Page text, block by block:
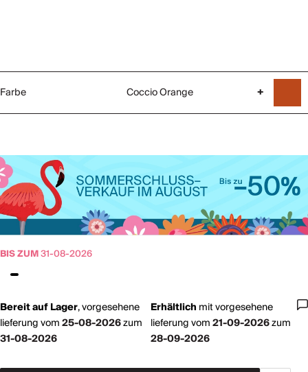
Farbe Coccio Orange +
BIS ZUM31-08-2026
Bereit auf Lager,vorgesehene
lieferung vom25-08-2026zum
31-08-2026
Erhältlich mitvorgesehene
lieferung vom21-09-2026zum
28-09-2026